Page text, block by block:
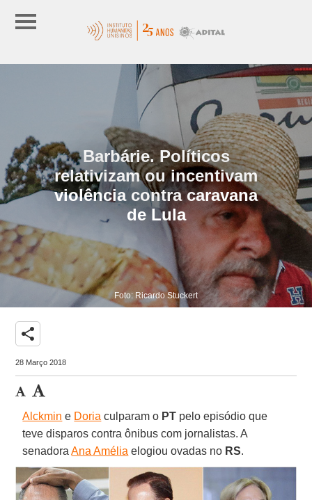
Barbárie. Políticos
relativizam ou incentivam
violência contra caravana
de Lula
Foto: Ricardo Stuckert
share
28 Março 2018
Alckmin e Doria culparam o PT pelo episódio que
teve disparos contra ônibus com jornalistas. A
senadoraAna Amélia elogiou ovadas no RS.